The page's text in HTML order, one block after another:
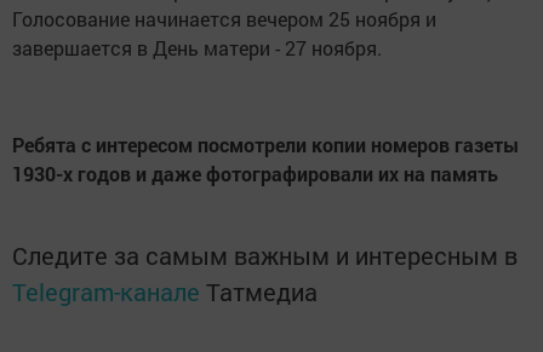
Голосование начинается вечером 25 ноября и
завершается в День матери - 27 ноября.
Ребята с интересом посмотрели копии номеров газеты
1930-х годов и даже фотографировали их на память
Следите за самым важным и интересным в
Telegram-канале Татмедиа